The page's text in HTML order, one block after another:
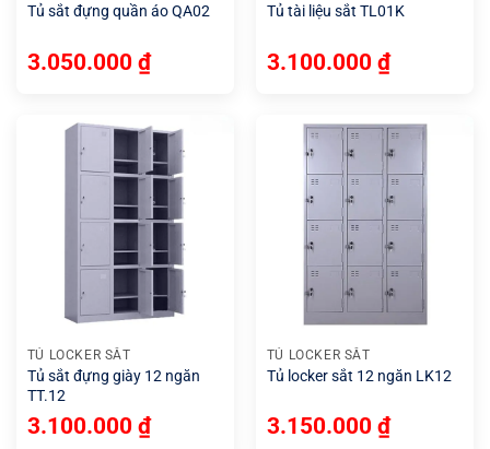
Tủ sắt đựng quần áo QA02
3.050.000 ₫
Tủ tài liệu sắt TL01K
3.100.000 ₫
TỦ LOCKER SẮT
Tủ sắt đựng giày 12 ngăn
TT.12
3.100.000 ₫
TỦ LOCKER SẮT
Tủ locker sắt 12 ngăn LK12
3.150.000 ₫